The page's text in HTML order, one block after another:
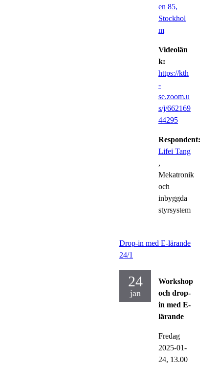
en 85,
Stockhol
m
Videolän
k:
https://kth
-
se.zoom.u
s/j/662169
44295
Respondent:
Lifei Tang
,
Mekatronik
och
inbyggda
styrsystem
Drop-in med E-lärande
24/1
24
jan
Workshop
och drop-
in med E-
lärande
Fredag
2025-01-
24, 13.00